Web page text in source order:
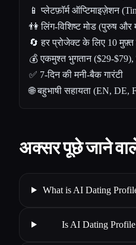
📱 प्लेटफ़ॉर्म ऑप्टिमाइज़ेशन
👫 लिंग-विशिष्ट मोड (पुरुष और
🔄 हर प्रोजेक्ट के लिए 10
💰 एकमुश्त भुगतान ($29-$79),
✅ 7-दिन की मनी-बैक गारंटी
🌐 बहुभाषी सहायता (EN,
अक्सर पूछे जाने
What is AI Dating
Is AI Dating